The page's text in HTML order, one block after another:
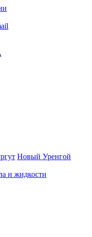
Новый Уренгой
и жидкости